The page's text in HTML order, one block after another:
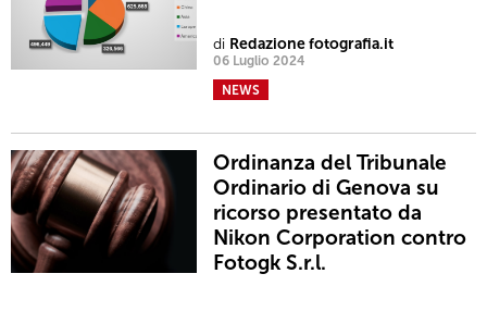
di Redazione fotografia.it
06 Luglio 2024
NEWS
Ordinanza del Tribunale
Ordinario di Genova su
ricorso presentato da
Nikon Corporation contro
Fotogk S.r.l.